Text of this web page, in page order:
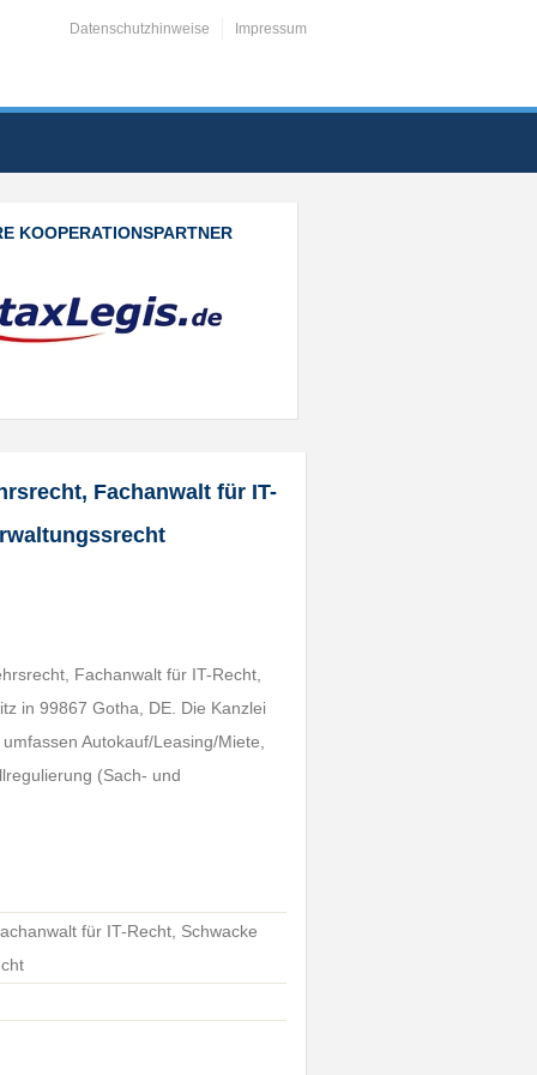
Datenschutzhinweise Impressum
KOOPERATIONSPARTNER
Fachanwalt für IT-
Fachanwalt für IT-Recht,
in 99867 Gotha, DE. Die Kanzlei
Autokauf/Leasing/Miete,
(Sach- und
für IT-Recht, Schwacke